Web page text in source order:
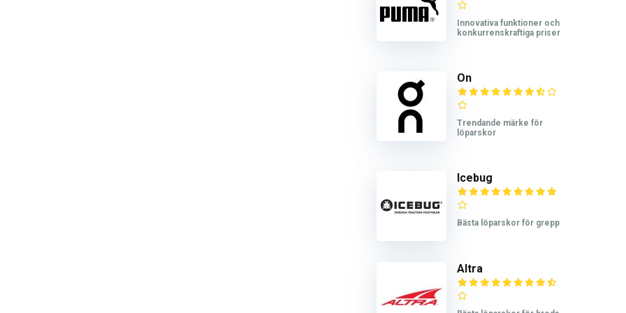
Innovativa funktioner och
konkurrenskraftiga priser
On
Trendande märke för
löparskor
Icebug
Bästa löparskor för grepp
Altra